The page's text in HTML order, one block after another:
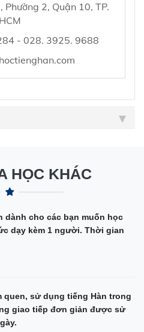
Phường 2, Quận 10, TP.
HCM
- 028. 3925. 9688
HỌC KHÁC
dành cho các bạn muốn học
dạy kèm 1 người. Thời gian
quen, sử dụng tiếng Hàn trong
giao tiếp đơn giản được sử